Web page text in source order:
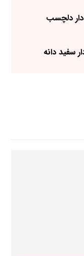
دلچسب
سفید دانه